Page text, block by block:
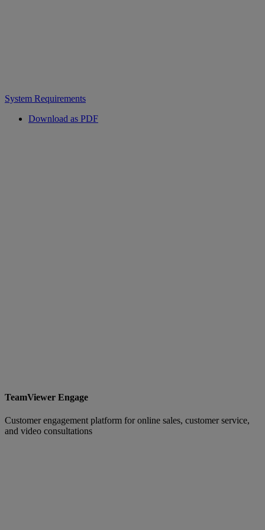
System Requirements
Download as PDF
TeamViewer Engage
Customer engagement platform for online sales, customer service,
and video consultations